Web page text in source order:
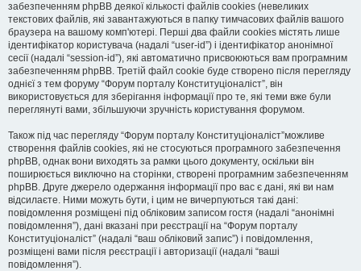
забезпеченням phpBB деякої кількості файлів cookies (невеликих
текстових файлів, які завантажуються в папку тимчасових файлів вашого
браузера на вашому комп'ютері. Перші два файли cookies містять лише
ідентифікатор користувача (надалі “user-id”) і ідентифікатор анонімної
сесії (надалі “session-id”), які автоматично присвоюються вам програмним
забезпеченням phpBB. Третій файл cookie буде створено після перегляду
однієї з тем форуму “Форум порталу Конституціоналіст”, він
використовується для зберігання інформації про те, які теми вже були
переглянуті вами, збільшуючи зручність користування форумом.
Також під час перегляду “Форум порталу Конституціоналіст”можливе
створення файлів cookies, які не стосуються програмного забезпечення
phpBB, однак вони виходять за рамки цього документу, оскільки він
поширюється виключно на сторінки, створені програмним забезпеченням
phpBB. Друге джерело одержання інформації про вас є дані, які ви нам
відсилаєте. Ними можуть бути, і цим не вичерпуються такі дані:
повідомлення розміщені під обліковим записом гостя (надалі “анонімні
повідомлення”), дані вказані при реєстрації на “Форум порталу
Конституціоналіст” (надалі “ваш обліковий запис”) і повідомлення,
розміщені вами після реєстрації і авторизації (надалі “ваші
повідомлення”).